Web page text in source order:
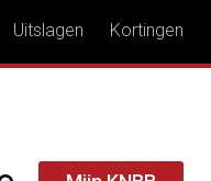
Uitslagen Kortingen